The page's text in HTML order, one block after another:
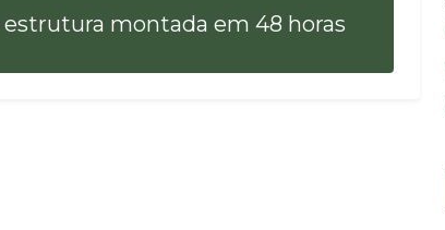
estrutura montada em 48 horas